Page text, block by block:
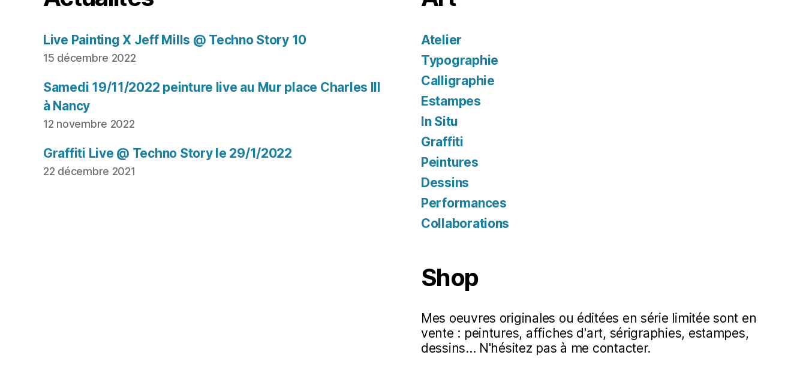
Live Painting X Jeff Mills @ Techno Story 10
15 décembre 2022
Samedi 19/11/2022 peinture live au Mur place Charles III
à Nancy
12 novembre 2022
Graffiti Live @ Techno Story le 29/1/2022
22 décembre 2021
Atelier
Typographie
Calligraphie
Estampes
In Situ
Graffiti
Peintures
Dessins
Performances
Collaborations
Shop
Mes oeuvres originales ou éditées en série limitée sont en
vente : peintures, affiches d'art, sérigraphies, estampes,
dessins... N'hésitez pas à me contacter.